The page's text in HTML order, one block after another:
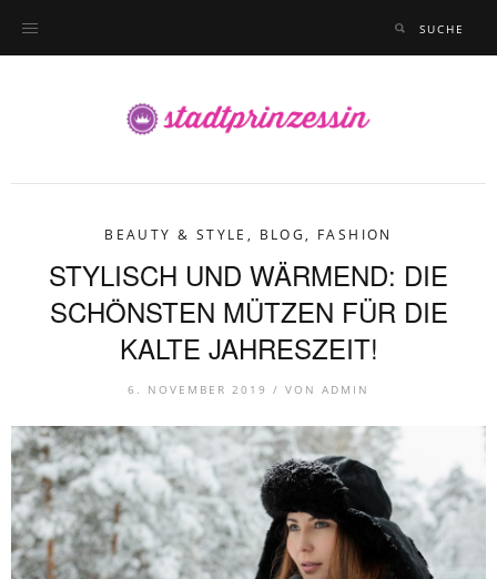
BEAUTY & STYLE , BLOG , FASHION
STYLISCH UND WÄRMEND: DIE
SCHÖNSTEN MÜTZEN FÜR DIE
KALTE JAHRESZEIT!
6. NOVEMBER 2019 / VON ADMIN